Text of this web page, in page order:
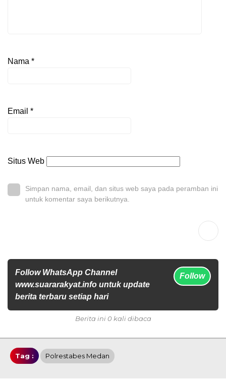
Nama *
Email *
Situs Web
Simpan nama, email, dan situs web saya pada peramban ini
untuk komentar saya berikutnya.
Follow WhatsApp Channel
www.suararakyat.info untuk update
berita terbaru setiap hari
Follow
Berita ini 0 kali dibaca
Tag : Polrestabes Medan